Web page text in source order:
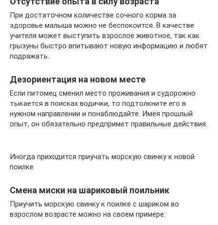
При достаточном количестве сочного корма за
здоровье малыша можно не беспокоится. В качестве
учителя может выступить взрослое животное, так как
грызуны быстро впитывают новую информацию и любят
подражать.
Дезориентация на новом месте
Если питомец сменил место проживания и судорожно
тыкается в поисках водички, то подтолкните его в
нужном направлении и понаблюдайте. Имея прошлый
опыт, он обязательно предпримет правильные действия.
Иногда приходится приучать морскую свинку к новой
поилке
Смена миски на шариковый поильник
Приучить морскую свинку к поилке с шариком во
взрослом возрасте можно на своем примере: